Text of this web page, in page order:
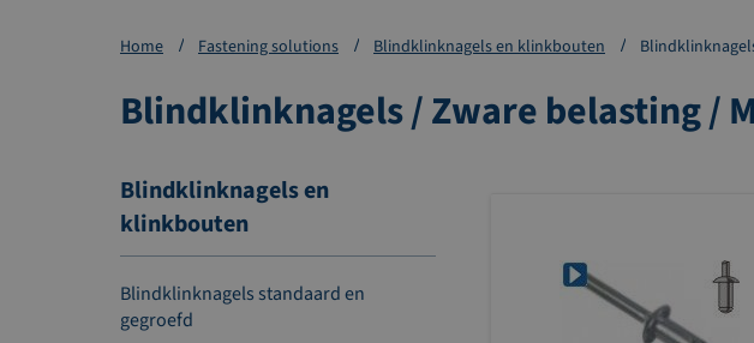
Home Fastening solutions Blindklinknagels en klinkbouten
Blindklinknagels / Zware belasting /
Blindklinknagels en
klinkbouten
Blindklinknagels standaard en
gegroefd